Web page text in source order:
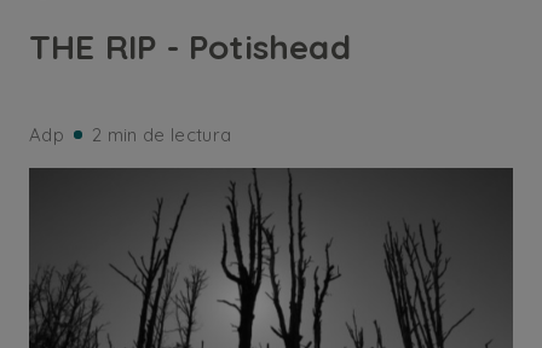
THE RIP - Potishead
Adp 2 min de lectura